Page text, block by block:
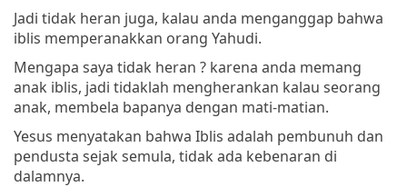
Jadi tidak heran juga, kalau anda menganggap bahwa
iblis memperanakkan orang Yahudi.
Mengapa saya tidak heran ? karena anda memang
anak iblis, jadi tidaklah mengherankan kalau seorang
anak, membela bapanya dengan mati-matian.
Yesus menyatakan bahwa Iblis adalah pembunuh dan
pendusta sejak semula, tidak ada kebenaran di
dalamnya.